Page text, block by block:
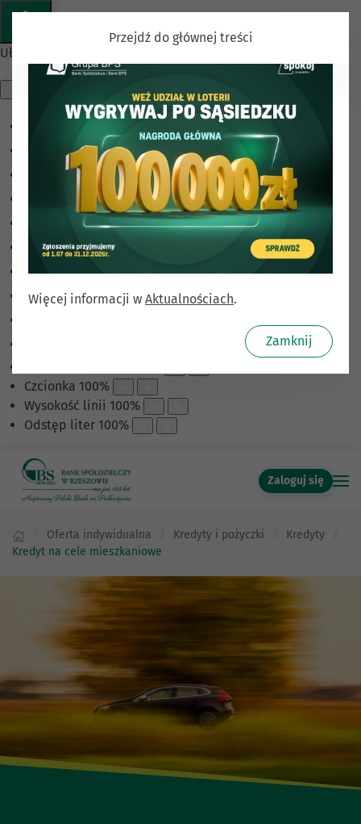
Ułatwienia dostępu
Monochromatyczny
Ciemny kontrast
Jasny kontrast
Niskie nasycenie
Wysokie nasycenie
Zaznacz linki
Zaznacz nagłówki
Czcionka 100%
Wysokość linii 100%
Odstęp liter 100%
Przejdź do głównej treści
Zaloguj się
Oferta indywidualna Kredyty i pożyczki
Kredyty
Kredyt na cele mieszkaniowe
Więcej informacji w Aktualnościach.
Zamknij